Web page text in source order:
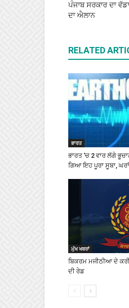
ਪੰਜਾਬ ਸਰਕਾਰ ਦਾ
ਦਾ ਐਲਾਨ
RELATED
ਭਾਰਤ
ਭਾਰਤ ‘ਚ 2 ਵਾਰ ਲੱਗੇ
ਗਿਆ ਇਹ ਪੂਰਾ ਸੂਬਾ,
ਮੁੱਖ ਖਬਰਾਂ
ਬਿਕਰਮ ਮਜੀਠੀਆ ਦੇ
ਦੀ ਰੇਡ